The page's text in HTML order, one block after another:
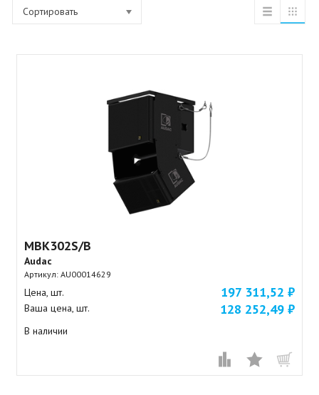
Сортировать
MBK302S/B
Audac
Артикул:AU00014629
Цена, шт. 197 311,52 ₽
Ваша цена, шт. 128 252,49 ₽
В наличии